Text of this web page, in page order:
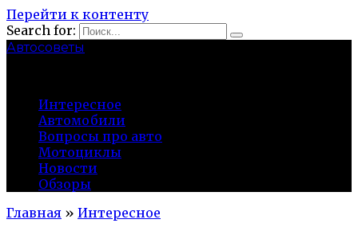
Перейти к контенту
Search for:
Автосоветы
Интересное
Автомобили
Вопросы про авто
Мотоциклы
Новости
Обзоры
Главная » Интересное